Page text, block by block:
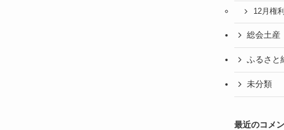
12月権
総会土産
ふるさと
未分類
最近のコメ